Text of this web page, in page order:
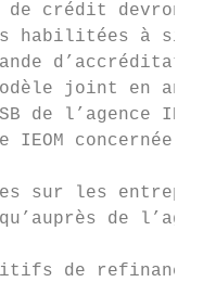
de crédit devront
habilitées à
modèle joint en
de l’agence
IEOM concernée.
sur les
de
de